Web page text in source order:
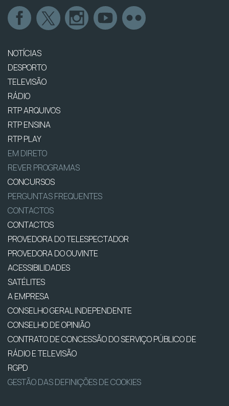
NOTÍCIAS
DESPORTO
TELEVISÃO
RÁDIO
RTP ARQUIVOS
RTP ENSINA
RTP PLAY
EM DIRETO
REVER PROGRAMAS
CONCURSOS
PERGUNTAS FREQUENTES
CONTACTOS
CONTACTOS
PROVEDORA DO TELESPECTADOR
PROVEDORA DO OUVINTE
ACESSIBILIDADES
SATÉLITES
A EMPRESA
CONSELHO GERAL INDEPENDENTE
CONSELHO DE OPINIÃO
CONTRATO DE CONCESSÃO DO SERVIÇO PÚBLICO DE
RÁDIO E TELEVISÃO
RGPD
GESTÃO DAS DEFINIÇÕES DE COOKIES